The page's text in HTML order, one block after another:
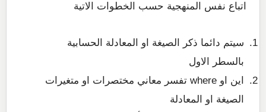
اتباع نفس المنهجية حسب الخطوات الاتية
سيتم دائما ذكر الصيغة او المعادلة الحسابية
بالسطر الاول
اين او where تفسر معاني مختصرات او متغيرات
الصيغة او المعادلة